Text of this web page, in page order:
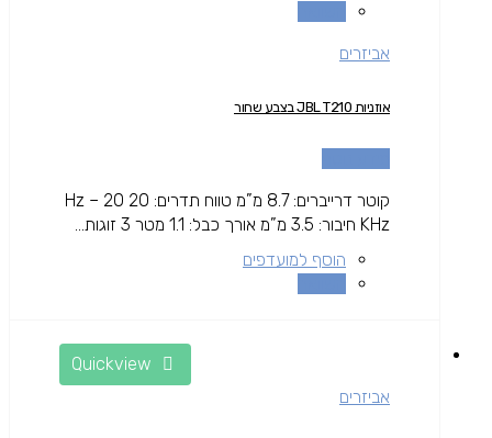
אביזרים
אוזניות JBL T210 בצבע שחור
קוטר דרייברים: 8.7 מ”מ טווח תדרים: 20 Hz – 20
KHz חיבור: 3.5 מ”מ אורך כבל: 1.1 מטר 3 זוגות...
הוסף למועדפים
אביזרים